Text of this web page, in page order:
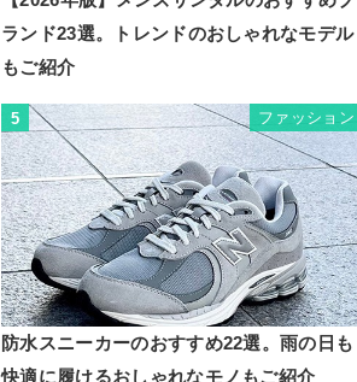
ランド23選。トレンドのおしゃれなモデル
もご紹介
5 ファッション
防水スニーカーのおすすめ22選。雨の日も
快適に履けるおしゃれなモノもご紹介